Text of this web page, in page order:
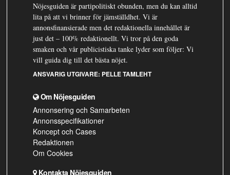
Nöjesguiden är partipolitiskt obunden, men du kan alltid
lita på att vi brinner för jämställdhet. Vi är
annonsfinansierade men det redaktionella innehållet är
just det – 100% redaktionellt. Vi tror på den goda
smaken och vår publicistiska tanke lyder som följer: Vi
vill guida dig till det bästa nöjet.
ANSVARIG UTGIVARE: PELLE TAMLEHT
Om Nöjesguiden
Annonsering och Samarbeten
Annonsspecifikationer
Koncept och Cases
Redaktionen
Om Cookies
Kontakta Nöjesguiden